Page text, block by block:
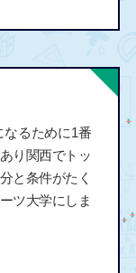
るために1番
り関西でトッ
と条件がたく
ツ大学にしま